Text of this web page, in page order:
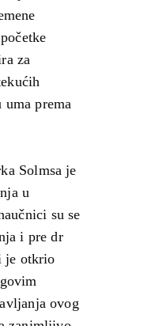
za
uma prema
Solmsa je
u
su se
i pre dr
je otkrio
ovog